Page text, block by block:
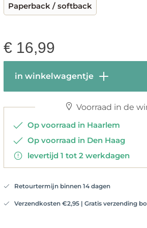
Paperback / softback
€ 16,99
in winkelwagentje
Voorraad in de
Op voorraad in Haarlem
Op voorraad in Den Haag
levertijd 1 tot 2 werkdagen
Retourtermijn binnen 14 dagen
Verzendkosten €2,95 | Gratis verzending